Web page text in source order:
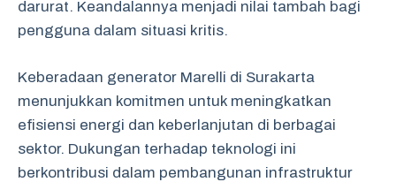
darurat. Keandalannya menjadi nilai tambah bagi
pengguna dalam situasi kritis.
Keberadaan generator Marelli di Surakarta
menunjukkan komitmen untuk meningkatkan
efisiensi energi dan keberlanjutan di berbagai
sektor. Dukungan terhadap teknologi ini
berkontribusi dalam pembangunan infrastruktur